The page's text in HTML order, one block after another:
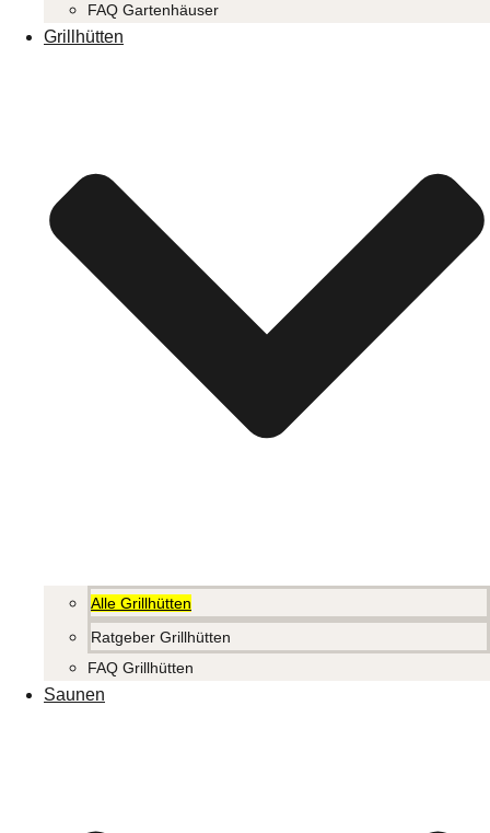
FAQ Gartenhäuser
Grillhütten
Alle Grillhütten
Ratgeber Grillhütten
FAQ Grillhütten
Saunen